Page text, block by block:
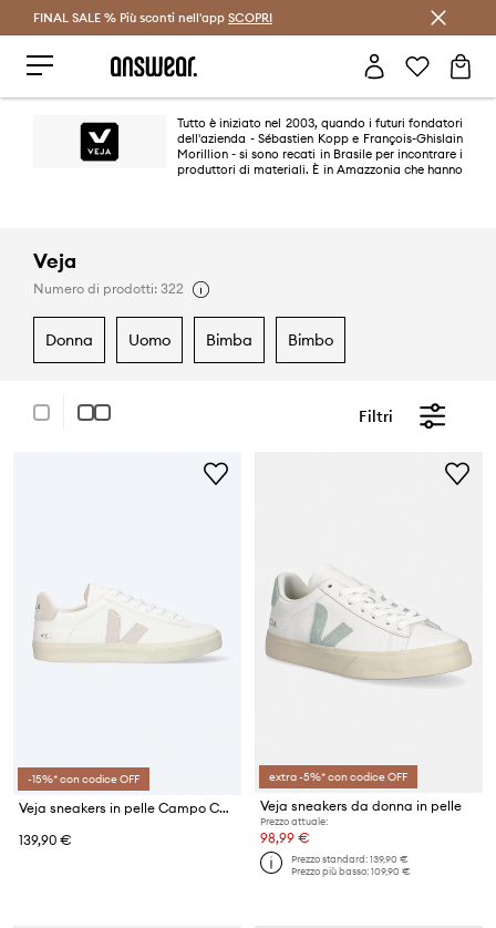
Risparmia con Answear Club >
FINAL SALE % Più sconti nell'app SCOPRI
Tutto è iniziato nel 2003, quando i futuri fondatori
dell'azienda - Sébastien Kopp e François-Ghislain
Morillion - si sono recati in Brasile per incontrare i
produttori di materiali. È in Amazzonia che hanno
Veja
Numero di prodotti: 322
donna uomo bimba bimbo
Filtri
-15%* con codice OFF
Veja sneakers in pelle Campo Chromefree
139,90 €
extra -5%* con codice OFF
Veja sneakers da donna in pelle
Prezzo attuale:
98,99 €
Prezzo standard:139,90 €
Prezzo più basso:109,90 €